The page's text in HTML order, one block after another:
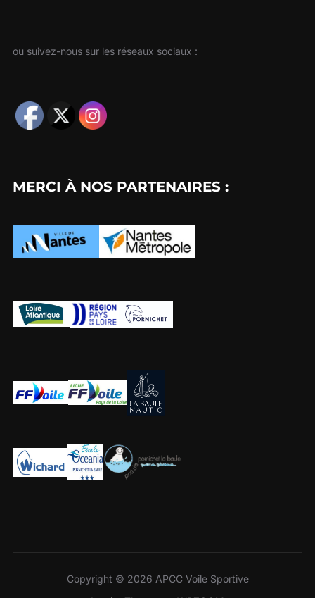
ou suivez-nous sur les réseaux sociaux :
MERCI À NOS PARTENAIRES :
Copyright © 2026 APCC Voile Sportive